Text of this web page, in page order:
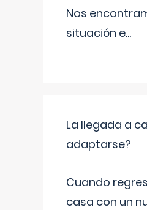
Nos
situación e...
La llegada a
adaptarse?
Cuando
casa con un